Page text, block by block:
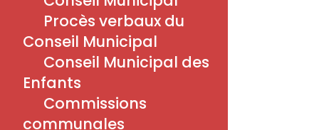
Culture
Découvrir
Économie
Éducation
Environnement
Menu
Procès verbaux du
Conseil Municipal
Conseil Municipal des
Enfants
Commissions
communales